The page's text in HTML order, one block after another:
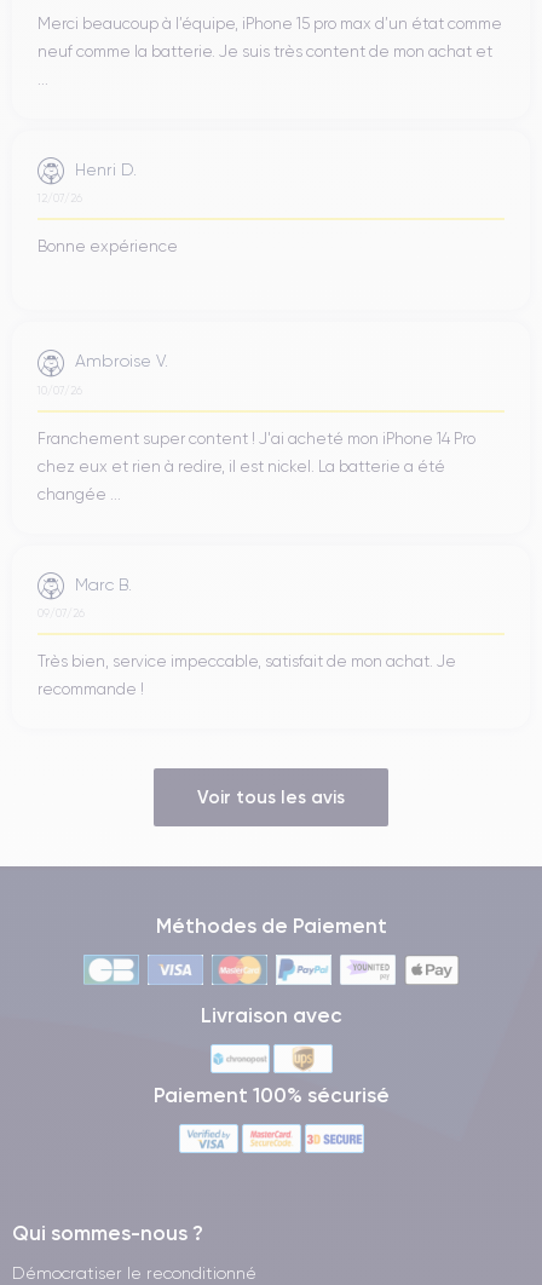
Merci beaucoup à l’équipe, iPhone 15 pro max d’un état comme
neuf comme la batterie. Je suis très content de mon achat et
Henri D.
12/07/26
Bonne expérience
Ambroise V.
10/07/26
Franchement super content ! J'ai acheté mon iPhone 14 Pro
chez eux et rien à redire, il est nickel. La batterie a été
changée ...
Marc B.
09/07/26
Très bien, service impeccable, satisfait de mon achat. Je
recommande !
Voir tous les avis
Méthodes de Paiement
Livraison avec
Paiement 100% sécurisé
Qui sommes-nous ?
Démocratiser le reconditionné